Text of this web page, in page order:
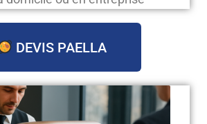
DEVIS PAELLA